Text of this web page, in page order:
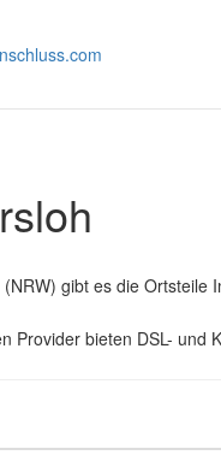
gibt es die Ortsteile
Provider bieten DSL- und